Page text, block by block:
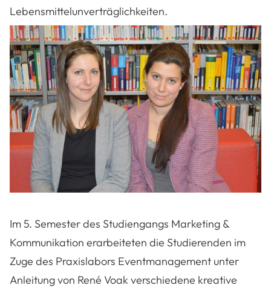
Lebensmittelunverträglichkeiten.
Im 5. Semester des Studiengangs Marketing &
Kommunikation erarbeiteten die Studierenden im
Zuge des Praxislabors Eventmanagement unter
Anleitung von René Voak verschiedene kreative